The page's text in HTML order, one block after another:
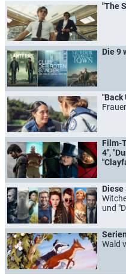
"The
Die 9
"Back
Film-
4",
Diese
und
Wald